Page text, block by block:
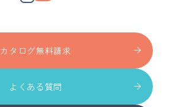
カタログ無料請求
よくある質問